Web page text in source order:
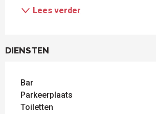
Lees verder
DIENSTEN
Bar
Parkeerplaats
Toiletten